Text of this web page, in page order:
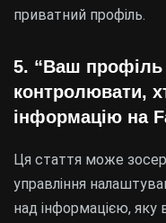
приватний профіль.
5. “Ваш
контролювати,
інформацію на
Ця стаття може
управління
над інформацією, яку